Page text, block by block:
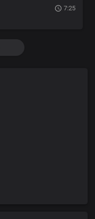
7:25